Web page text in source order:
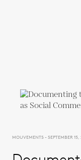
MOUVEMENTS - SEPTEMBER